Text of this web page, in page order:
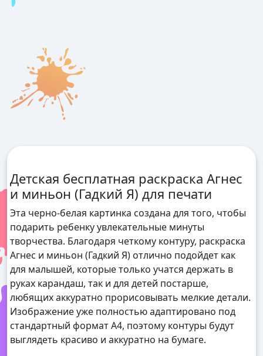
Детская бесплатная раскраска Агнес
и миньон (Гадкий Я) для печати
Эта черно-белая картинка создана для того, чтобы
подарить ребенку увлекательные минуты
творчества. Благодаря четкому контуру, раскраска
Агнес и миньон (Гадкий Я) отлично подойдет как
для малышей, которые только учатся держать в
руках карандаш, так и для детей постарше,
любящих аккуратно прорисовывать мелкие детали.
Изображение уже полностью адаптировано под
стандартный формат А4, поэтому контуры будут
выглядеть красиво и аккуратно на бумаге.